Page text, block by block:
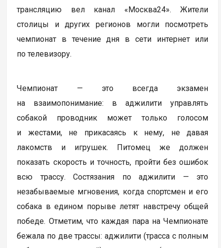
трансляцию вел канал «Москва24». Жители
столицы и других регионов могли посмотреть
чемпионат в течение дня в сети интернет или
по телевизору.
Чемпионат — это всегда экзамен
на взаимопонимание: в аджилити управлять
собакой проводник может только голосом
и жестами, не прикасаясь к нему, не давая
лакомств и игрушек. Питомец же должен
показать скорость и точность, пройти без ошибок
всю трассу. Состязания по аджилити — это
незабываемые мгновения, когда спортсмен и его
собака в едином порыве летят навстречу общей
победе. Отметим, что каждая пара на Чемпионате
бежала по две трассы: аджилити (трасса с полным